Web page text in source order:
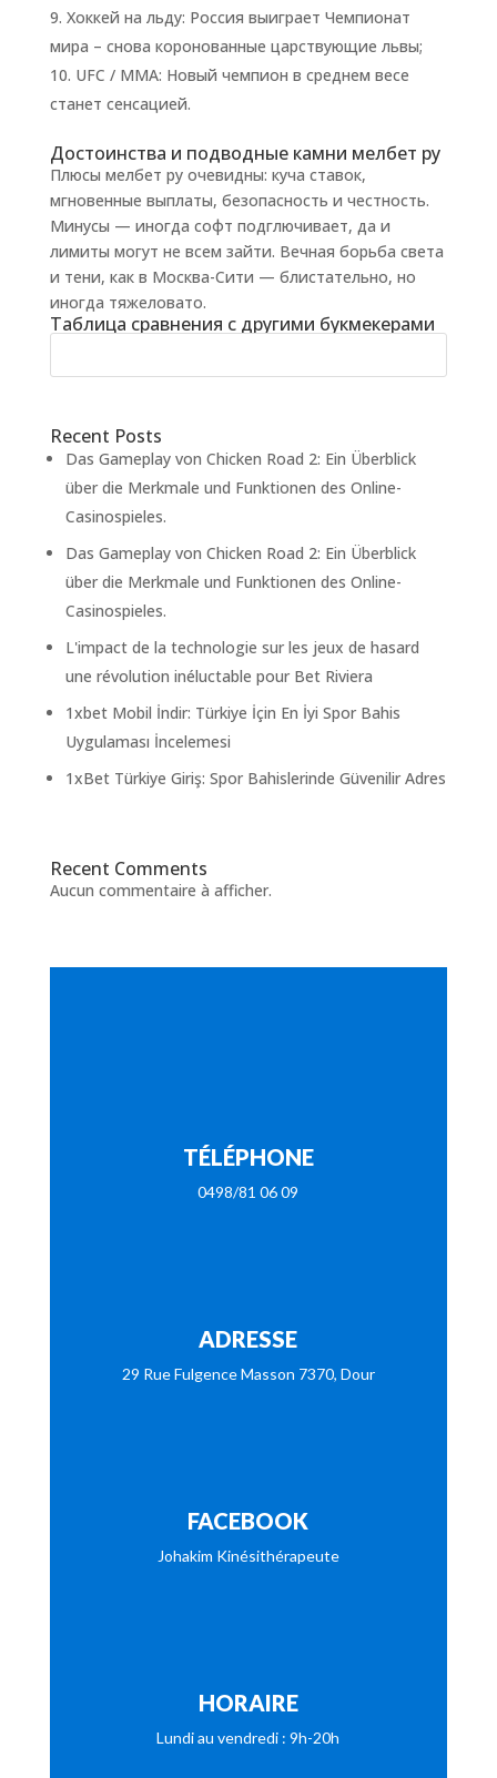
Хоккей на льду: Россия выиграет Чемпионат
мира – снова коронованные царствующие львы;
UFC / MMA: Новый чемпион в среднем весе
станет сенсацией.
Достоинства и подводные камни мелбет ру
Плюсы мелбет ру очевидны: куча ставок,
мгновенные выплаты, безопасность и честность.
Минусы — иногда софт подглючивает, да и
лимиты могут не всем зайти. Вечная борьба света
и тени, как в Москва-Сити — блистательно, но
иногда тяжеловато.
Таблица сравнения с другими букмекерами
Recent Posts
Das Gameplay von Chicken Road 2: Ein Überblick
über die Merkmale und Funktionen des Online-
Casinospieles.
Das Gameplay von Chicken Road 2: Ein Überblick
über die Merkmale und Funktionen des Online-
Casinospieles.
L'impact de la technologie sur les jeux de hasard
une révolution inéluctable pour Bet Riviera
1xbet Mobil İndir: Türkiye İçin En İyi Spor Bahis
Uygulaması İncelemesi
1xBet Türkiye Giriş: Spor Bahislerinde Güvenilir Adres
Recent Comments
Aucun commentaire à afficher.
TÉLÉPHONE
0498/81 06 09
ADRESSE
29 Rue Fulgence Masson 7370, Dour
FACEBOOK
Johakim Kinésithérapeute
HORAIRE
Lundi au vendredi : 9h-20h